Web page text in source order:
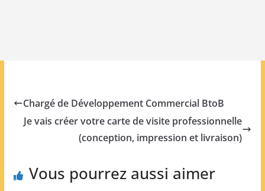
Chargé de Développement Commercial BtoB
Je vais créer votre carte de visite professionnelle
(conception, impression et livraison)
Vous pourrez aussi aimer